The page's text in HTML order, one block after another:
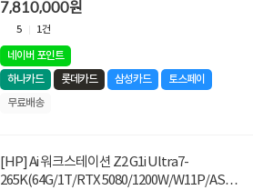
7,810,000원
5 1건
네이버 포인트
하나카드
롯데카드 삼성카드
토스페이
무료배송
[HP] Ai 워크스테이션 Z2 G1i Ultra7-
265K(64G/1T/RTX 5080/1200W/W11P/AS3